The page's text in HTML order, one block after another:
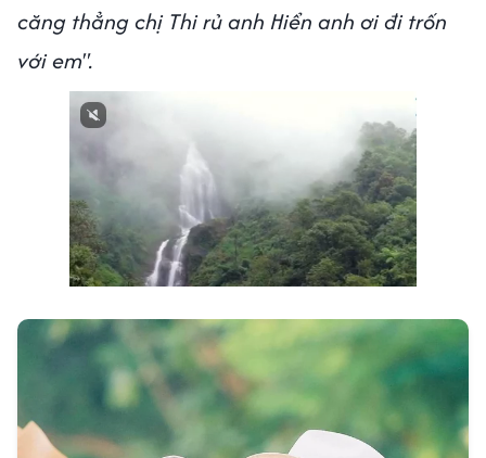
căng thẳng chị Thi rủ anh Hiển anh ơi đi trốn
với em".